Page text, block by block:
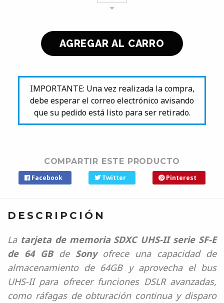
IMPORTANTE: Una vez realizada la compra,
debe esperar el correo electrónico avisando
que su pedido está listo para ser retirado.
COMPARTIR ESTE PRODUCTO
Facebook Twitter Pinterest
DESCRIPCIÓN
La tarjeta de memoria SDXC UHS-II serie SF-E
de 64 GBde Sonyofrece una capacidad de
almacenamiento de 64GB y aprovecha el bus
UHS-II para ofrecer funciones DSLR avanzadas,
como ráfagas de obturación continua y disparo